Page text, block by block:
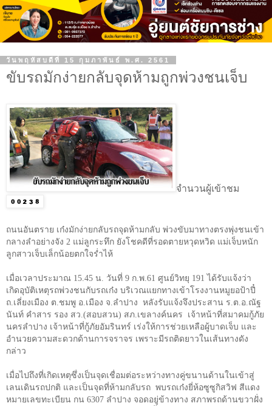
วันพฤหัสบดีที่ 15 กุมภาพันธ์ พ.ศ. 2561
ขับรถมักง่ายกลับจุดห้ามถูกพ่วงชนเจ็บ
จำนวนผู้เข้าชม
ถนนอันตราย เก๋งมักง่ายกลับรถจุดห้ามกลับ พ่วงขับมาทางตรงพุ่งชนเข้า
กลางลำอย่างจัง 2 แม่ลูกระทึก ยังโชคดีที่รอดตายหวุดหวิด แม่เจ็บหนัก
ลูกสาวเจ็บเล็กน้อยตกใจร่ำไห้
เมื่อเวลาประมาณ 15.45 น. วันที่ 9 ก.พ. 61 ศูนย์วิทยุ 191 ได้รับแจ้งว่า
เกิดอุบัติเหตุรถพ่วงชนกับรถเก๋ง บริเวณแยกทางเข้าโรงงานหมูยอป้าปี๋
ถ.เลี่ยงเมือง ต.ชมพู อ.เมือง จ.ลำปาง หลังรับแจ้งจึงประสาน ร.ต.อ.ณัฐ
นันท์ คำสาร รอง สว.(สอบสวน) สภ.เขลางค์นคร
เจ้าหน้าที่สมาคมกู้ภัย
นครลำปาง เจ้าหน้าที่กู้ภัยอัมรินทร์ เร่งให้การช่วยเหลือผู้บาดเจ็บ และ
อำนวยความสะดวกด้านการจราจร เพราะมีรถติดยาวในเส้นทางดัง
กล่าว
เมื่อไปถึงที่เกิดเหตุซึ่งเป็นจุดเชื่อมต่อระหว่างทางคู่ขนานด้านในเข้าสู่
เลนเดินรถปกติ และเป็นจุดที่ห้ามกลับรถ พบรถเก๋งยี่ห้อซูซูกิสวิฟ สีแดง
หมายเลขทะเบียน กน 6307 ลำปาง จอดอยู่ข้างทาง สภาพรถด้านขวาฝั่ง